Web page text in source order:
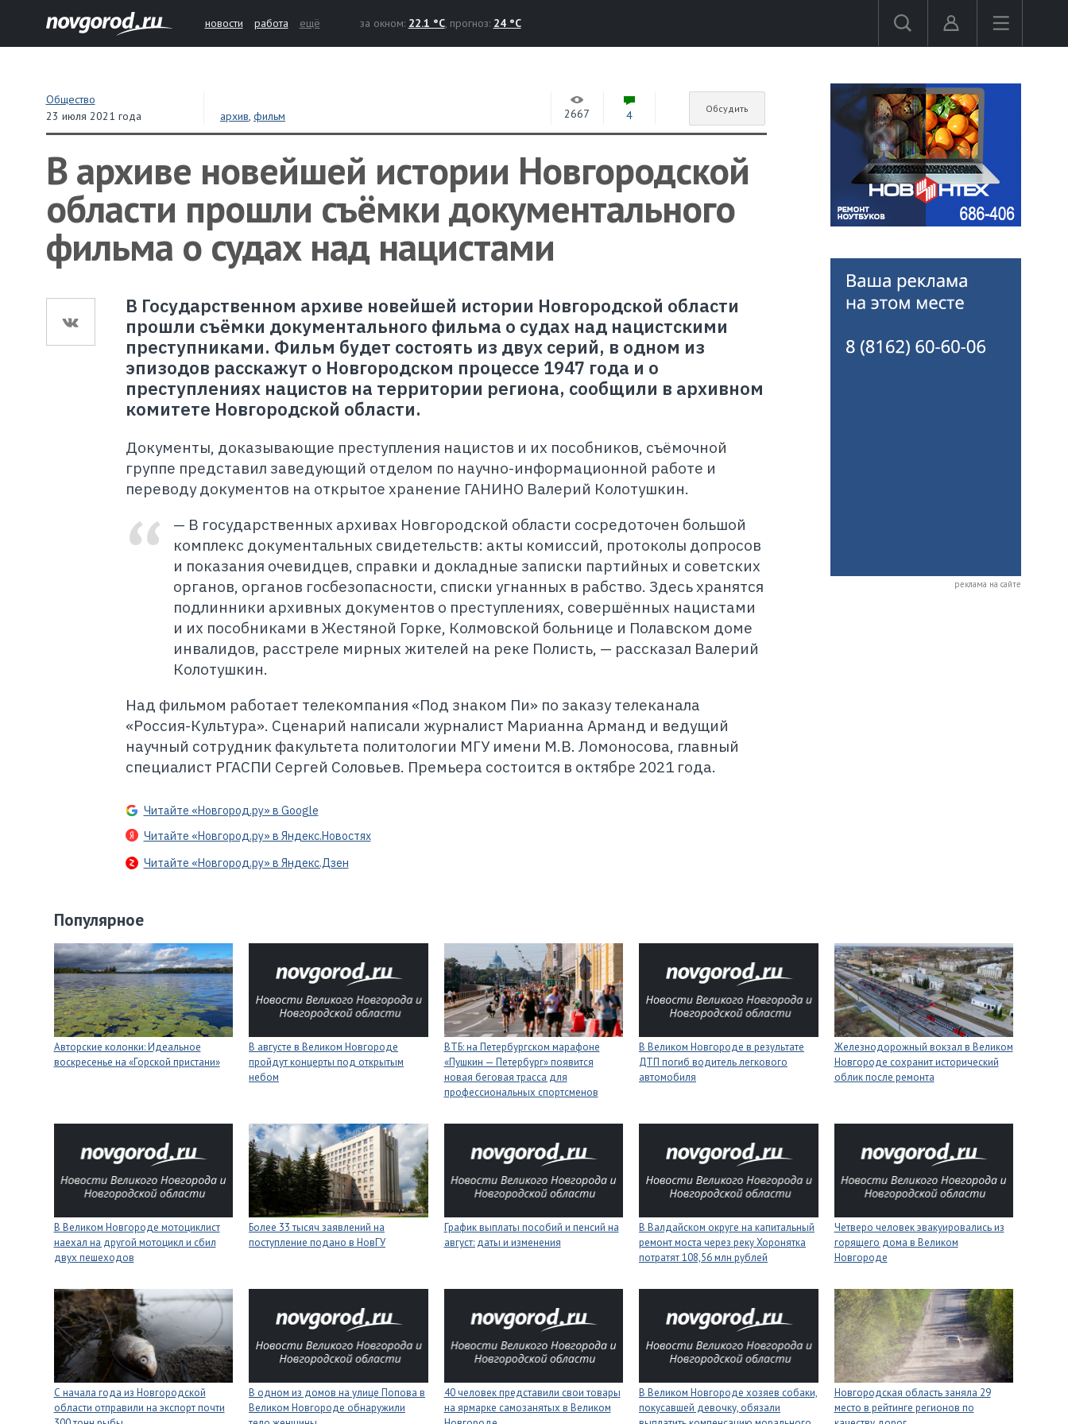
новости работа ещё за окном: 22.1 °C, прогноз: 24 °C
Общество
23 июля 2021 года
архив,фильм 2667 4 Обсудить
В архиве новейшей истории Новгородской
области прошли съёмки документального
фильма о судах над нацистами
В Государственном архиве новейшей истории Новгородской области
прошли съёмки документального фильма о судах над нацистскими
преступниками. Фильм будет состоять из двух серий, в одном из
эпизодов расскажут о Новгородском процессе 1947 года и о
преступлениях нацистов на территории региона, сообщили в архивном
комитете Новгородской области.
Документы, доказывающие преступления нацистов и их пособников, съёмочной
группе представил заведующий отделом по научно-информационной работе и
переводу документов на открытое хранение ГАНИНО Валерий Колотушкин.
— В государственных архивах Новгородской области сосредоточен большой
комплекс документальных свидетельств: акты комиссий, протоколы допросов
и показания очевидцев, справки и докладные записки партийных и советских
органов, органов госбезопасности, списки угнанных в рабство. Здесь хранятся
подлинники архивных документов о преступлениях, совершённых нацистами
и их пособниками в Жестяной Горке, Колмовской больнице и Полавском доме
инвалидов, расстреле мирных жителей на реке Полисть, — рассказал Валерий
Колотушкин.
Над фильмом работает телекомпания «Под знаком Пи» по заказу телеканала
«Россия-Культура». Сценарий написали журналист Марианна Арманд и ведущий
научный сотрудник факультета политологии МГУ имени М.В. Ломоносова, главный
специалист РГАСПИ Сергей Соловьев. Премьера состоится в октябре 2021 года.
Читайте «Новгород.ру» в Google
Читайте «Новгород.ру» в Яндекс.Новостях
Читайте «Новгород.ру» в Яндекс.Дзен
реклама на сайте
Популярное
Авторские колонки: Идеальное
воскресенье на «Горской пристани»
В августе в Великом Новгороде
пройдут концерты под открытым
небом
ВТБ: на Петербургском марафоне
«Пушкин — Петербург» появится
новая беговая трасса для
профессиональных спортсменов
В Великом Новгороде в результате
ДТП погиб водитель легкового
автомобиля
Железнодорожный вокзал в Великом
Новгороде сохранит исторический
облик после ремонта
В Великом Новгороде мотоциклист
наехал на другой мотоцикл и сбил
двух пешеходов
Более 33 тысяч заявлений на
поступление подано в НовГУ
График выплаты пособий и пенсий на
август: даты и изменения
В Валдайском округе на капитальный
ремонт моста через реку Хоронятка
потратят 108,56 млн рублей
Четверо человек эвакуировались из
горящего дома в Великом
Новгороде
С начала года из Новгородской
области отправили на экспорт почти
В одном из домов на улице Попова в
Великом Новгороде обнаружили
40 человек представили свои товары
на ярмарке самозанятых в Великом
В Великом Новгороде хозяев собаки,
покусавшей девочку, обязали
Новгородская область заняла 29
место в рейтинге регионов по